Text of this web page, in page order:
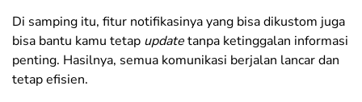
Di samping itu, fitur notifikasinya yang bisa dikustom juga
bisa bantu kamu tetap updatetanpa ketinggalan informasi
penting. Hasilnya, semua komunikasi berjalan lancar dan
tetap efisien.